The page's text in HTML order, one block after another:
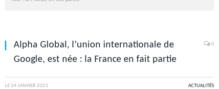
Alpha Global, l’union internationale de
Google, est née : la France en fait partie
0
LE24 JANVIER 2021 ACTUALITÉS